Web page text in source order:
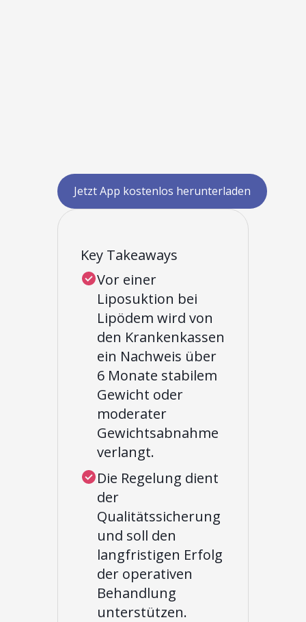
Jetzt App kostenlos herunterladen
Key Takeaways
Vor einer
Liposuktion bei
Lipödem wird von
den Krankenkassen
ein Nachweis über
6 Monate stabilem
Gewicht oder
moderater
Gewichtsabnahme
verlangt.
Die Regelung dient
der
Qualitätssicherung
und soll den
langfristigen Erfolg
der operativen
Behandlung
unterstützen.